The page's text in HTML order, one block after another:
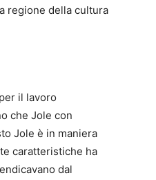
regione della cultura
il lavoro
che Jole con
Jole è in maniera
caratteristiche ha
dal